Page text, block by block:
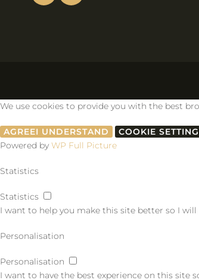
We use cookies to provide you with the best
AGREEI UNDERSTAND COOKIE
Powered by WP Full Picture
Statistics
Statistics
I want to help you make this site better so I
Personalisation
Personalisation
I want to have the best experience on this